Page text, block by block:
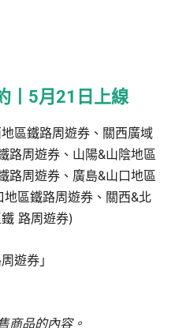
丨5月21日上線
區鐵路周遊券、關西廣域
路周遊券、山陽&山陰地區
路周遊券、廣島&山口地區
區鐵路周遊券、關西&北
路周遊券)
遊券」
商品的內容。